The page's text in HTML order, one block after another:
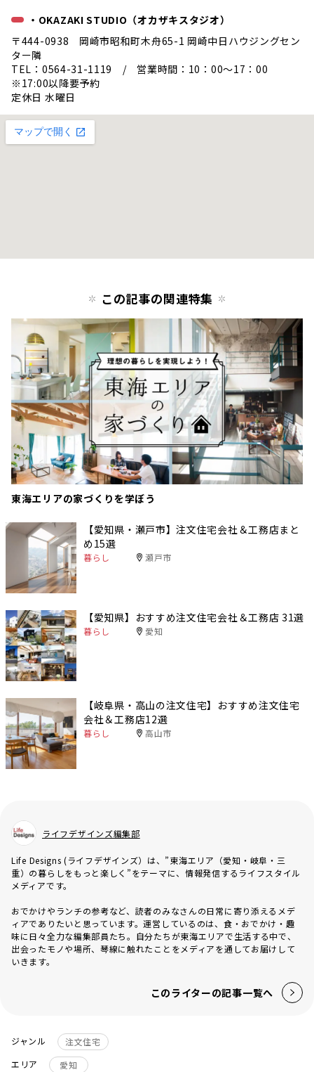
・OKAZAKI STUDIO（オカザキスタジオ）
〒444-0938 岡崎市昭和町木舟65-1 岡崎中日ハウジングセン
ター隣
TEL：0564-31-1119 / 営業時間：10：00～17：00
※17:00以降要予約
定休日 水曜日
この記事の関連特集
東海エリアの家づくりを学ぼう
【愛知県・瀬戸市】注文住宅会社＆工務店まと
め15選
暮らし 瀬戸市
【愛知県】おすすめ注文住宅会社＆工務店 31選
暮らし 愛知
【岐阜県・高山の注文住宅】おすすめ注文住宅
会社＆工務店12選
暮らし 高山市
ライフデザインズ編集部
Life Designs (ライフデザインズ）は、”東海エリア（愛知・岐阜・三
重）の暮らしをもっと楽しく”をテーマに、情報発信するライフスタイル
メディアです。
おでかけやランチの参考など、読者のみなさんの日常に寄り添えるメデ
ィアでありたいと思っています。運営しているのは、食・おでかけ・趣
味に日々全力な編集部員たち。自分たちが東海エリアで生活する中で、
出会ったモノや場所、琴線に触れたことをメディアを通してお届けして
いきます。
このライターの記事一覧へ
ジャンル
注文住宅
エリア
愛知